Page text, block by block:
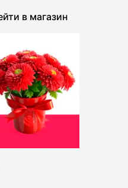
в магазин